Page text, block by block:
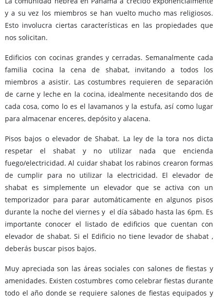
y a su vez los miembros se han vuelto mucho mas religiosos.
Esto involucra ciertas características en las propiedades que
nos solicitan.
Edificios con cocinas grandes y cerradas. Semanalmente cada
familia cocina la cena de shabat, invitando a todos los
miembros a asistir. Las costumbres requieren de separación
de carne y leche en la cocina, idealmente necesitando dos de
cada cosa, como lo es el lavamanos y la estufa, así como lugar
para almacenar enceres, depósito y alacena.
Pisos bajos o elevador de Shabat. La ley de la tora nos dicta
respetar el shabat y no utilizar nada que encienda
fuego/electricidad. Al cuidar shabat los rabinos crearon formas
de cumplir para no utilizar la electricidad. El elevador de
shabat es simplemente un elevador que se activa con un
temporizador para parar automáticamente en algunos pisos
durante la noche del viernes y el día sábado hasta las 6pm. Es
importante conocer el listado de edificios que cuentan con
elevador de shabat. Si el Edificio no tiene levador de shabat ,
deberás buscar pisos bajos.
Muy apreciada son las áreas sociales con salones de fiestas y
amenidades. Existen costumbres como celebrar fiestas durante
todo el año donde se requiere salones de fiestas equipados y